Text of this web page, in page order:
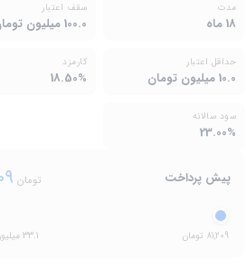
مدت
18 ماه
سقف اعتبار
100.0 میلیون تومان
حداقل اعتبار
10.0 میلیون تومان
کارمزد
18.50%
سود سالانه
23.00%
پیش پرداخت تومان
81,209 تومان 33.1 میلیون تومان